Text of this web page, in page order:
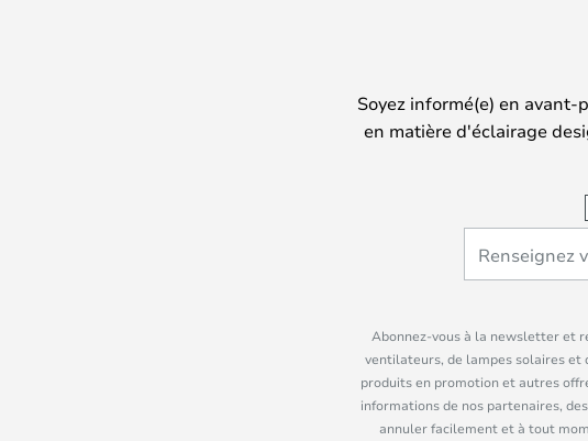
Soyez informé(e) en
en matière d'éclairage
Abonnez-vous à la newsletter et
ventilateurs, de lampes solaires et
produits en promotion et autres
informations de nos partenaires,
annuler facilement et à tout